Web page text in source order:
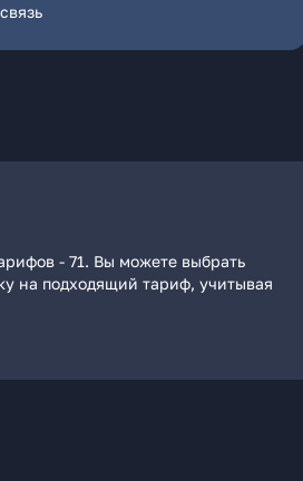
связь
- 71. Вы можете выбрать
на подходящий тариф, учитывая